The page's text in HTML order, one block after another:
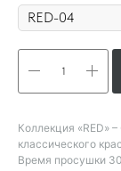
Коллекция «RED»
классического
Время просушки